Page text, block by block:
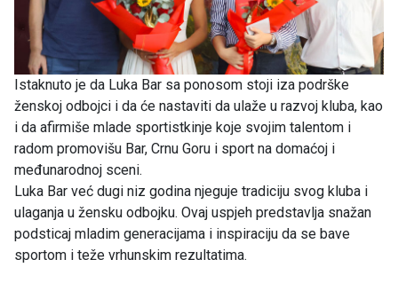
Istaknuto je da Luka Bar sa ponosom stoji iza podrške
ženskoj odbojci i da će nastaviti da ulaže u razvoj kluba, kao
i da afirmiše mlade sportistkinje koje svojim talentom i
radom promovišu Bar, Crnu Goru i sport na domaćoj i
međunarodnoj sceni.
Luka Bar već dugi niz godina njeguje tradiciju svog kluba i
ulaganja u žensku odbojku. Ovaj uspjeh predstavlja snažan
podsticaj mladim generacijama i inspiraciju da se bave
sportom i teže vrhunskim rezultatima.